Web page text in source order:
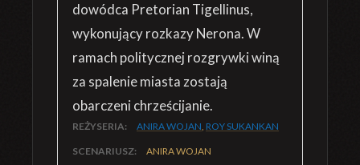
dowódca Pretorian Tigellinus,
wykonujący rozkazy Nerona. W
ramach politycznej rozgrywki winą
za spalenie miasta zostają
obarczeni chrześcijanie.
REŻYSERIA: ANIRA WOJAN, ROY SUKANKAN
SCENARIUSZ: ANIRA WOJAN